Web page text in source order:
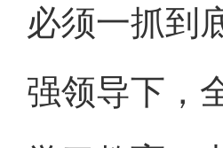
必须一抓到
强领导下，